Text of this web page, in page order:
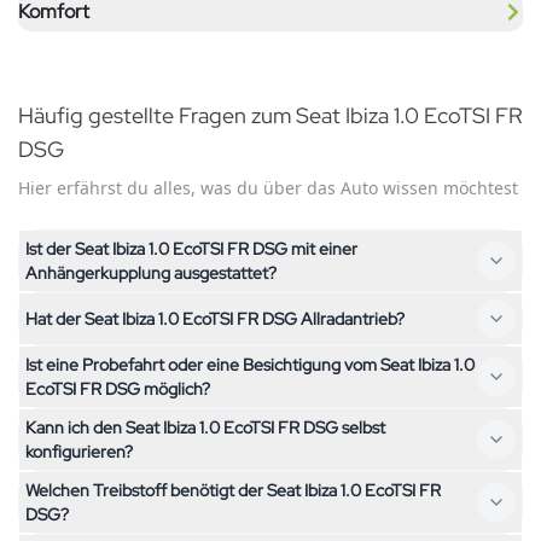
Komfort
Häufig gestellte Fragen zum Seat Ibiza 1.0 EcoTSI FR
DSG
Hier erfährst du alles, was du über das Auto wissen möchtest
Ist der Seat Ibiza 1.0 EcoTSI FR DSG mit einer
Anhängerkupplung ausgestattet?
Nein, der Seat Ibiza 1.0 EcoTSI FR DSG ist nicht mit einer
Anhängerkupplung ausgestattet. Falls du eine
Anhängerkupplung benötigst, kontaktiere uns gerne – wir
Hat der Seat Ibiza 1.0 EcoTSI FR DSG Allradantrieb?
Nein, der Seat Ibiza 1.0 EcoTSI FR DSG hat Frontantrieb. Falls
unsere weiteren Modelle an.
Ist eine Probefahrt oder eine Besichtigung vom Seat Ibiza 1.0
EcoTSI FR DSG möglich?
Ja, eine Besichtigung des Seat Ibiza 1.0 EcoTSI FR DSG ist
einfach, um einen Termin zu vereinbaren.
Kann ich den Seat Ibiza 1.0 EcoTSI FR DSG selbst
konfigurieren?
Die Konfiguration des Seat Ibiza 1.0 EcoTSI FR DSG ist
Welchen Treibstoff benötigt der Seat Ibiza 1.0 EcoTSI FR
DSG?